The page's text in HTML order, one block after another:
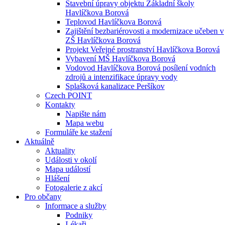
Stavební úpravy objektu Základní školy
Havlíčkova Borová
Teplovod Havlíčkova Borová
Zajištění bezbariérovosti a modernizace učeben v
ZŠ Havlíčkova Borová
Projekt Veřejné prostranství Havlíčkova Borová
Vybavení MŠ Havlíčkova Borová
Vodovod Havlíčkova Borová posílení vodních
zdrojů a intenzifikace úpravy vody
Splašková kanalizace Peršíkov
Czech POINT
Kontakty
Napište nám
Mapa webu
Formuláře ke stažení
Aktuálně
Aktuality
Události v okolí
Mapa událostí
Hlášení
Fotogalerie z akcí
Pro občany
Informace a služby
Podniky